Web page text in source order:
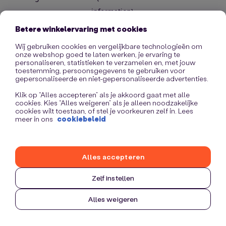
information).
Betere winkelervaring met cookies
Wij gebruiken cookies en vergelijkbare technologieën om
onze webshop goed te laten werken, je ervaring te
personaliseren, statistieken te verzamelen en, met jouw
toestemming, persoonsgegevens te gebruiken voor
gepersonaliseerde en niet-gepersonaliseerde advertenties.
Klik op “Alles accepteren” als je akkoord gaat met alle
cookies. Kies “Alles weigeren” als je alleen noodzakelijke
cookies wilt toestaan, of stel je voorkeuren zelf in. Lees
meer in ons cookiebeleid
Zelf instellen
Alles weigeren
Alles accepteren